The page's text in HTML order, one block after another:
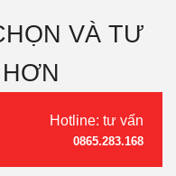
VÀ TƯ
Hotline: tư vấn
0865.283.168